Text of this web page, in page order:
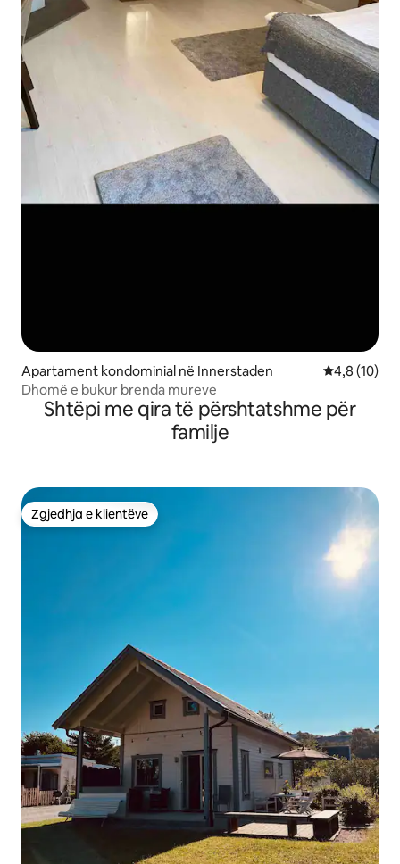
Apartament kondominial në Innerstaden Vlerësimi
4,8 (10)
Dhomë e bukur brenda mureve
Shtëpi me qira të përshtatshme për
familje
Zgjedhja e klientëve
Zgjedhja e klientëve